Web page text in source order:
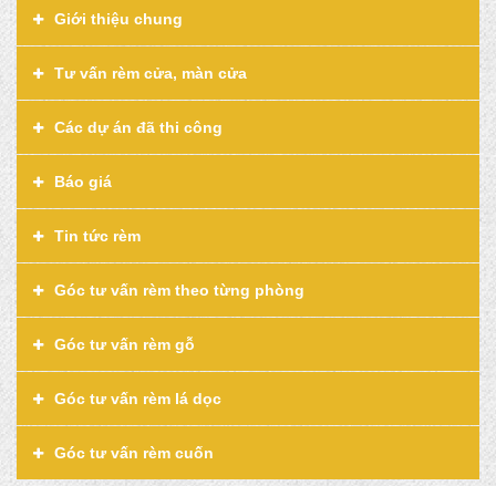
Giới thiệu chung
Tư vấn rèm cửa, màn cửa
Các dự án đã thi công
Báo giá
Tin tức rèm
Góc tư vấn rèm theo từng phòng
Góc tư vấn rèm gỗ
Góc tư vấn rèm lá dọc
Góc tư vấn rèm cuốn